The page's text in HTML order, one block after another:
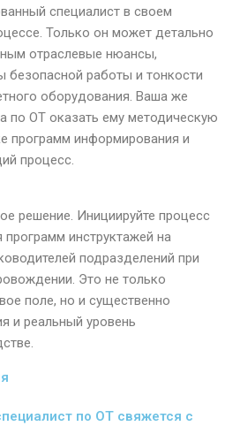
специалист в своем
Только он может детально
отраслевые нюансы,
работы и тонкости
оборудования. Ваша же
по ОТ оказать ему методическую
программ информирования и
процесс.
решение. Инициируйте процесс
инструктажей на
подразделений при
Это не только
поле, но и существенно
и реальный уровень
по ОТ свяжется с